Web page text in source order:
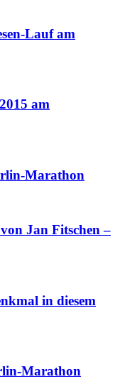
Lauf am
am
Marathon
Jan Fitschen –
in diesem
Marathon